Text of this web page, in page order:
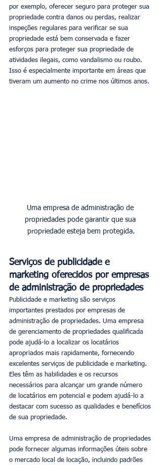
por exemplo, oferecer seguro para proteger sua
propriedade contra danos ou perdas, realizar
inspeções regulares para verificar se sua
propriedade está bem conservada e fazer
esforços para proteger sua propriedade de
atividades ilegais, como vandalismo ou roubo.
Isso é especialmente importante em áreas que
tiveram um aumento no crime nos últimos anos.
Uma empresa de administração de
propriedades pode garantir que sua
propriedade esteja bem protegida.
Serviços de publicidade e
marketing oferecidos por empresas
de administração de propriedades
Publicidade e marketing são serviços
importantes prestados por empresas de
administração de propriedades. Uma empresa
de gerenciamento de propriedades qualificada
pode ajudá-lo a localizar os locatários
apropriados mais rapidamente, fornecendo
excelentes serviços de publicidade e marketing.
Eles têm as habilidades e os recursos
necessários para alcançar um grande número
de locatários em potencial e podem ajudá-lo a
destacar com sucesso as qualidades e benefícios
de sua propriedade.
Uma empresa de administração de propriedades
pode fornecer algumas informações úteis sobre
o mercado local de locação, incluindo padrões